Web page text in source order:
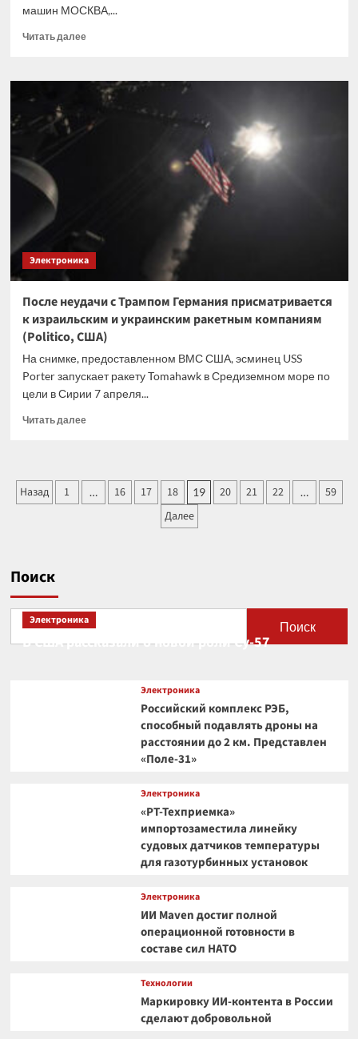
машин МОСКВА,...
Читать далееПрочитать
Правительство
установило
экспериментальный
режим
Электроника
После неудачи с Трампом Германия присматривается
к израильским и украинским ракетным компаниям
(Politico, США)
На снимке, предоставленном ВМС США, эсминец USS
Porter запускает ракету Tomahawk в Средиземном море по
цели в Сирии 7 апреля...
Читать далееПрочитать
неудачи
с
ракетным
компаниям
(Politico,
Пагинация
Назад 1 … 16 17 18 19 20 21 22 …
59
Далее
Поиск
Поиск
Электроника
В США рассказали о новой роли Су-57
Электроника
Российский комплекс РЭБ,
способный подавлять дроны на
расстоянии до 2 км. Представлен
«Поле-31»
Электроника
«РТ-Техприемка»
импортозаместила линейку
судовых датчиков температуры
для газотурбинных установок
Электроника
ИИ Maven достиг полной
операционной готовности в
составе сил НАТО
Технологии
Маркировку ИИ-контента в России
сделают добровольной